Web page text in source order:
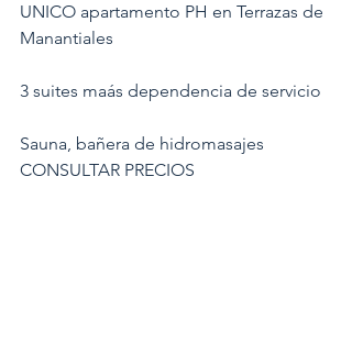
UNICO apartamento PH en Terrazas de
Manantiales
3 suites maás dependencia de servicio
Sauna, bañera de hidromasajes
CONSULTAR PRECIOS